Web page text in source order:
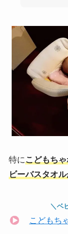
特にこどもち
ビーバスタオ
＼ベ
こどもち